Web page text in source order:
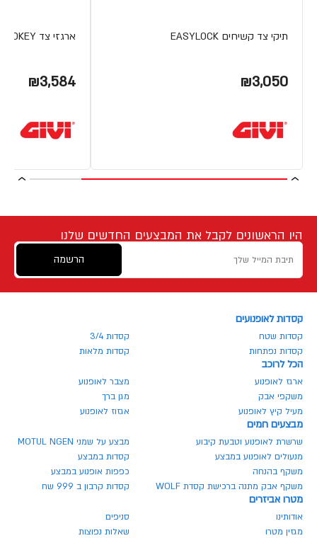
תיקי צד קשיחים EASYLOCK
₪3,050
ארגזי צד TREKKER ALASKA MONOKEY מבית Givi
₪3,584
היו הראשונים לקבל את המבצעים החדשים שלנו
הרשמה
קסדות לאופנועים
קסדות שטח
קסדות 3/4
קסדות נפתחות
קסדות מלאות
הכל לרוכב
ארגז לאופנוע
מצבר לאופנוע
משקפי אבק
מגן ברך
מעיל קיץ לאופנוע
אגזוז לאופנוע
מבצעים חמים
שרשרת לאופנוע וטבעת קיבוע
מבצע על שמני MOTUL NGEN
מנעולים לאופנוע במבצע
קסדות במבצע
משקף בהנחה
כפפות אופנוע במבצע
משקף אבק מתנה ברכישת קסדת WOLF
קסדות קרבון ב 999 שח
מטרו אביזרים
אודותינו
סניפים
מגזין מטרו
שאלות נפוצות